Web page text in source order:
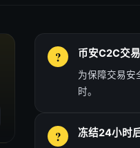
币安C2C交
为保障交易安
时。
冻结24小时